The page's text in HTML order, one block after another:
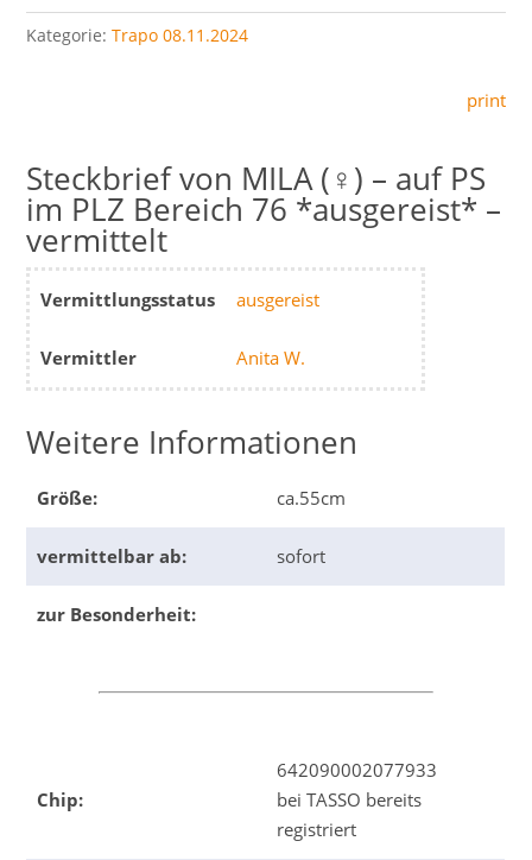
Kategorie:Trapo 08.11.2024
print
MILA (♀) – auf PS
im PLZ Bereich 76 *ausgereist* –
vermittelt
Vermittlungsstatus ausgereist
Vermittler Anita W.
Weitere Informationen
Größe: ca.55cm
vermittelbar ab: sofort
zur Besonderheit:
Chip:
642090002077933
bei TASSO bereits
registriert